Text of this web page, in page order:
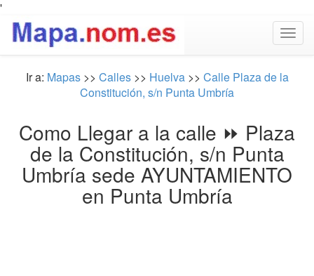
'
Ir a: Mapas >> Calles >> Huelva >> Calle Plaza de la
Constitución, s/n Punta Umbría
Como Llegar a la calle ⏩ Plaza
de la Constitución, s/n Punta
Umbría sede AYUNTAMIENTO
en Punta Umbría